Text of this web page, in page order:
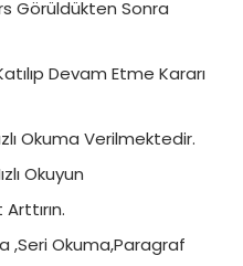
Görüldükten Sonra
Devam Etme Kararı
Okuma Verilmektedir.
Okuyun
Arttırın.
,Seri Okuma,Paragraf